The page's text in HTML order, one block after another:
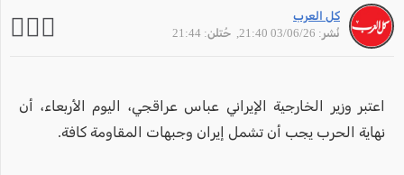
كل العرب
نُشر: 03/06/26 21:40
, حُتلن: 21:44
اعتبر وزير الخارجية الإيراني عباس عراقجي، اليوم الأربعاء، أن
نهاية الحرب يجب أن تشمل إيران وجبهات المقاومة كافة.